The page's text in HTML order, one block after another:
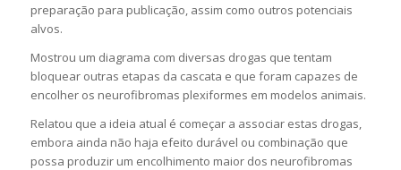
preparação para publicação, assim como outros potenciais
alvos.
Mostrou um diagrama com diversas drogas que tentam
bloquear outras etapas da cascata e que foram capazes de
encolher os neurofibromas plexiformes em modelos animais.
Relatou que a ideia atual é começar a associar estas drogas,
embora ainda não haja efeito durável ou combinação que
possa produzir um encolhimento maior dos neurofibromas